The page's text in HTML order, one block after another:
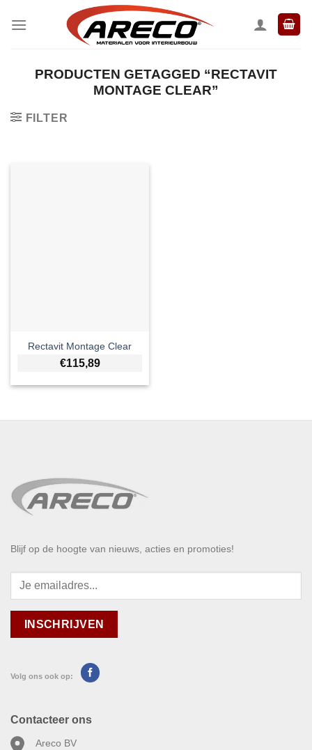
naar
PRODUCTEN GETAGGED “RECTAVIT
MONTAGE CLEAR”
FILTER
Rectavit Montage Clear
€115,89
Blijf op de hoogte van nieuws, acties en promoties!
Volg ons ook op:
Contacteer ons
Areco BV